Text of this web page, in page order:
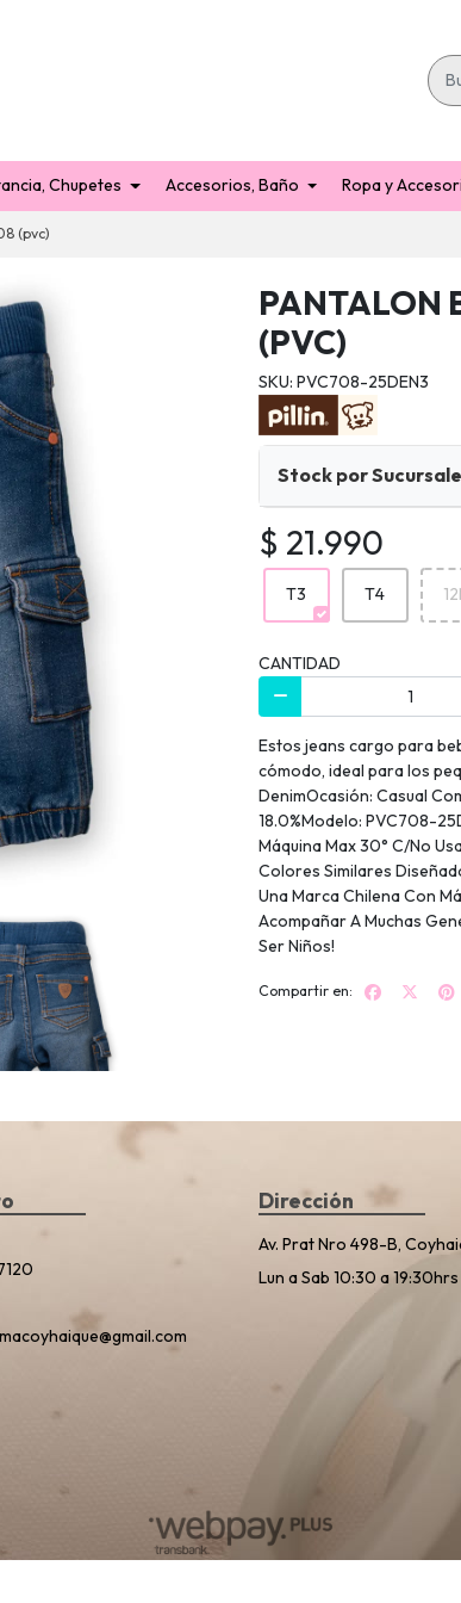
Chupetes Accesorios, Baño Ropa y
(pvc)
PANTALON
(PVC)
SKU: PVC708-25DEN3
Stock por
$ 21.990
T3 T4
CANTIDAD
Estos jeans cargo para
cómodo, ideal para los
DenimOcasión: Casual
18.0%Modelo: PVC708-
Máquina Max 30° C/No
Colores Similares
Una Marca Chilena Con
Acompañar A Muchas
Ser Niños!
Compartir en:
Dirección
Av. Prat Nro 498-B,
Lun a Sab 10:30 a 19:30hrs